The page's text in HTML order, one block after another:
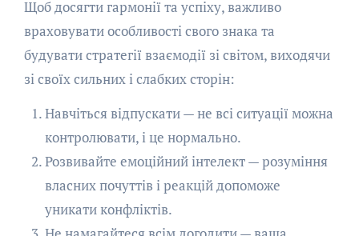
Щоб досягти гармонії та успіху, важливо
враховувати особливості свого знака та
будувати стратегії взаємодії зі світом, виходячи
зі своїх сильних і слабких сторін:
Навчіться відпускати — не всі ситуації можна
контролювати, і це нормально.
Розвивайте емоційний інтелект — розуміння
власних почуттів і реакцій допоможе
уникати конфліктів.